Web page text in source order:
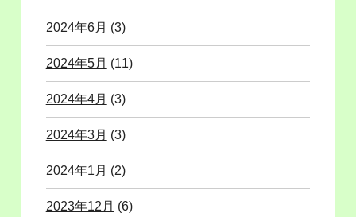
2024年6月 (3)
2024年5月 (11)
2024年4月 (3)
2024年3月 (3)
2024年1月 (2)
2023年12月 (6)